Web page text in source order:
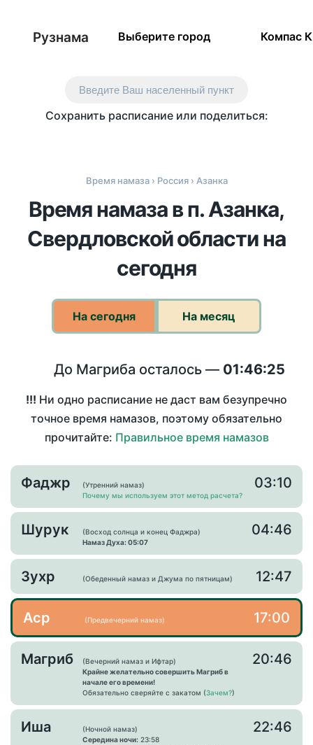
Рузнама Выберите город Компас
Введите Ваш населенный пункт
Сохранить расписание или поделиться:
Время намаза› Россия› Азанка
Время намаза в п. Азанка,
Свердловской области на
сегодня
На сегодня На месяц
До Магриба осталось — 01:46:25
!!! Ни одно расписание не даст вам безупречно
точное время намазов, поэтому обязательно
прочитайте: Правильное время намазов
Фаджр
(Утренний намаз)
Почему мы используем этот метод расчета?
03:10
Шурук
(Восход солнца и конец Фаджра)
Намаз Духа: 05:07
04:46
Зухр (Обеденный намаз и Джума по пятницам) 12:47
Аср (Предвечерний намаз) 17:00
Магриб
(Вечерний намаз и Ифтар)
Крайне желательно совершить Магриб в
начале его времени!
Обязательно сверяйте с закатом (Зачем?)
20:46
Иша
(Ночной намаз)
Середина ночи: 23:58
22:46